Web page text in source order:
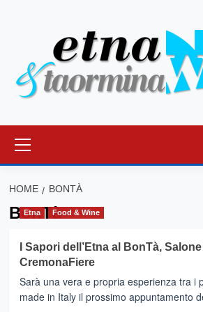
principale
HOME BONTÀ
BonTà
Etna Food & Wine
I Sapori dell’Etna al BonTà,
CremonaFiere
Sarà una vera e propria esperienza tra i
made in Italy il prossimo appuntamento